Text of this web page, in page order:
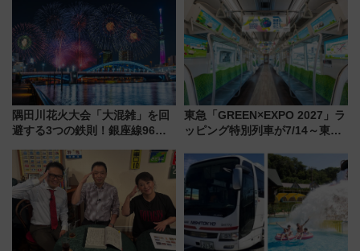
由と交通アクセス術、ライブ会
場に何を求める？
上級会員資格を効率よく獲得す
る方法を解説
隅田川花火大会「大混雑」を回
避する3つの鉄則！銀座線96本
ツリー駅の規制まとめ 7/25開催
（2026年）
東急「GREEN×EXPO 2027」ラ
ッピング特別列車が7/14～東
ー！ 注目の編成やデザインまと
め